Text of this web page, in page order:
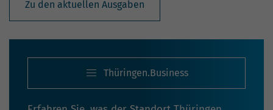
Zu den aktuellen Ausgaben
Thüringen.Business